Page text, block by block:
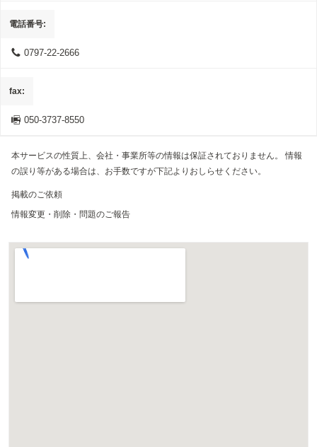
電話番号
0797-22-2666
fax
050-3737-8550
本サービスの性質上、会社・事業所等の情報は保証されておりません。 情報
の誤り等がある場合は、お手数ですが下記よりおしらせください。
掲載のご依頼
情報変更・削除・問題のご報告